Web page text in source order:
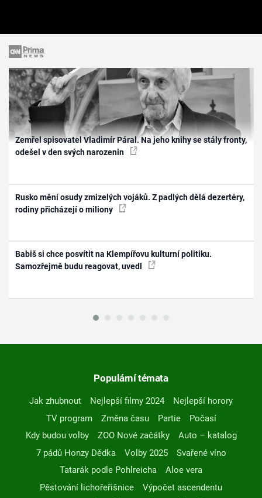
Zemřel spisovatel Vladimír Páral. Na jeho knihy se stály fronty,
odešel v den svých narozenin
Rusko mění osudy zmizelých vojáků. Z padlých dělá dezertéry,
rodiny přicházejí o miliony
Babiš si chce posvítit na Klempířovu kulturní politiku.
Samozřejmě budu reagovat, uvedl
Populární témata
Jak zhubnout Nejlepší filmy 2024
Nejlepší horory
TV program
Změna času Partie
Počasí
Kdy budou volby
ZOO Nové začátky
Auto – katalog
7 pádů Honzy Dědka
Volby 2025
Svařené víno
Tatarák podle Pohlreicha
Aloe vera
Pěstování lichořeřišnice
Výpočet ascendentu